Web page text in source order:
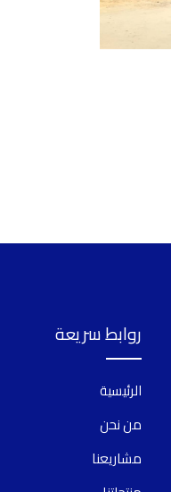
روابط سريعة
الرئيسية
من نحن
مشاريعنا